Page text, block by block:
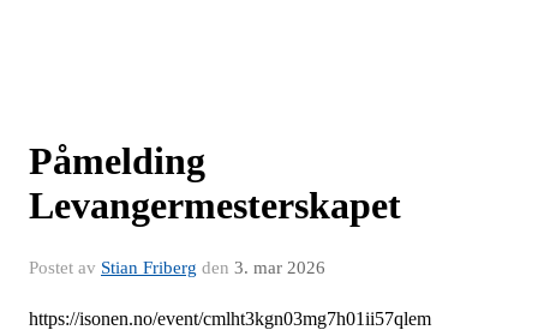
Påmelding
Levangermesterskapet
Postet av Stian Friberg den 3. mar 2026
https://isonen.no/event/cmlht3kgn03mg7h01ii57qlem